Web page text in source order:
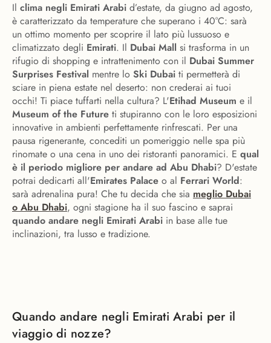
Il clima negli Emirati Arabi d’estate, da giugno ad agosto,
è caratterizzato da temperature che superano i 40°C: sarà
un ottimo momento per scoprire il lato più lussuoso e
climatizzato degli Emirati. Il Dubai Mall si trasforma in un
rifugio di shopping e intrattenimento con il Dubai Summer
Surprises Festival mentre lo Ski Dubai ti permetterà di
sciare in piena estate nel deserto: non crederai ai tuoi
occhi! Ti piace tuffarti nella cultura? L'Etihad Museum e il
Museum of the Future ti stupiranno con le loro esposizioni
innovative in ambienti perfettamente rinfrescati. Per una
pausa rigenerante, concediti un pomeriggio nelle spa più
rinomate o una cena in uno dei ristoranti panoramici. E qual
è il periodo migliore per andare ad Abu Dhabi? D'estate
potrai dedicarti all'Emirates Palace o al Ferrari World:
sarà adrenalina pura! Che tu decida che sia meglio Dubai
o Abu Dhabi, ogni stagione ha il suo fascino e saprai
quando andare negli Emirati Arabi in base alle tue
inclinazioni, tra lusso e tradizione.
Quando andare negli Emirati Arabi per il
viaggio di nozze?